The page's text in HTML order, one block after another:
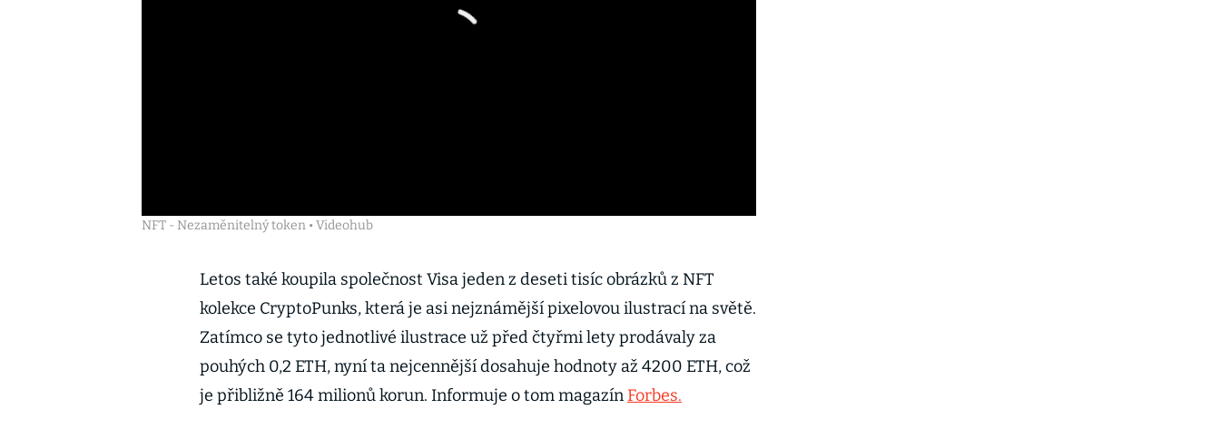
NFT - Nezaměnitelný token • Videohub
Letos také koupila společnost Visa jeden z deseti tisíc obrázků z NFT
kolekce CryptoPunks, která je asi nejznámější pixelovou ilustrací na světě.
Zatímco se tyto jednotlivé ilustrace už před čtyřmi lety prodávaly za
pouhých 0,2 ETH, nyní ta nejcennější dosahuje hodnoty až 4200 ETH, což
je přibližně 164 milionů korun. Informuje o tom magazín Forbes.